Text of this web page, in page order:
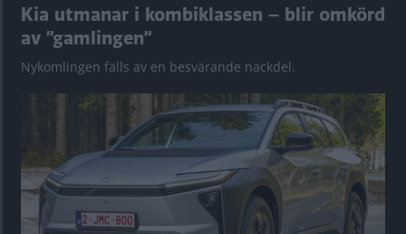
Kia utmanar i kombiklassen – blir omkörd
av ”gamlingen”
Nykomlingen fälls av en besvärande nackdel.